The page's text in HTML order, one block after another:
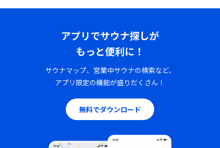
アプリでサウナ探しが
もっと便利に！
サウナマップ、営業中サウナの検索など、
アプリ限定の機能が盛りだくさん！
無料でダウンロード